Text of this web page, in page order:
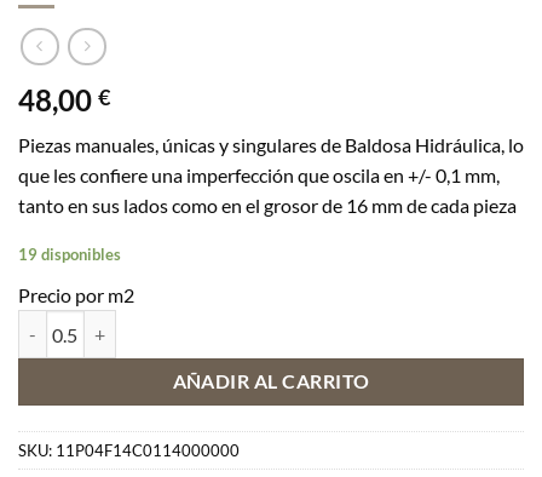
48,00 €
Piezas manuales, únicas y singulares de Baldosa Hidráulica, lo
que les confiere una imperfección que oscila en +/- 0,1 mm,
tanto en sus lados como en el grosor de 16 mm de cada pieza
19 disponibles
Precio por m2
AÑADIR AL CARRITO
SKU: 11P04F14C0114000000